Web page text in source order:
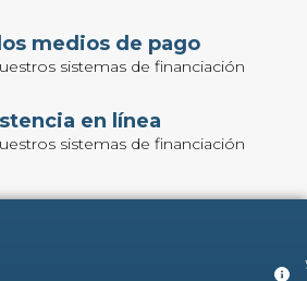
medios de pago
sistemas de financiación
en línea
sistemas de financiación